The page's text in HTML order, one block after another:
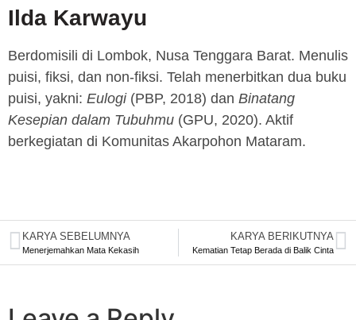
Ilda Karwayu
Berdomisili di Lombok, Nusa Tenggara Barat. Menulis
puisi, fiksi, dan non-fiksi. Telah menerbitkan dua buku
puisi, yakni: Eulogi(PBP, 2018) dan Binatang
Kesepian dalam Tubuhmu (GPU, 2020). Aktif
berkegiatan di Komunitas Akarpohon Mataram.
KARYA SEBELUMNYA
Menerjemahkan Mata Kekasih
KARYA BERIKUTNYA
Kematian Tetap Berada di Balik Cinta